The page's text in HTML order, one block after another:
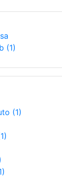
(1)
(1)